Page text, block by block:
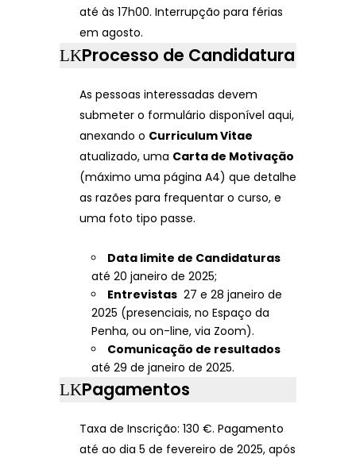
até às 17h00. Interrupção para férias
em agosto.
Processo de Candidatura
As pessoas interessadas devem
submeter o formulário disponível aqui,
anexando o Curriculum Vitae
atualizado, uma Carta de Motivação
(máximo uma página A4) que detalhe
as razões para frequentar o curso, e
uma foto tipo passe.
Data limite de Candidaturas
até 20 janeiro de 2025;
Entrevistas 27 e 28 janeiro de
2025 (presenciais, no Espaço da
Penha, ou on-line, via Zoom).
Comunicação de resultados
até 29 de janeiro de 2025.
Pagamentos
Taxa de Inscrição: 130 €. Pagamento
até ao dia 5 de fevereiro de 2025, após